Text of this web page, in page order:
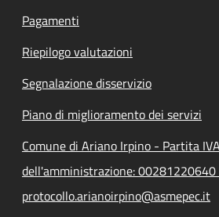
Pagamenti
Riepilogo valutazioni
Segnalazione disservizio
Piano di miglioramento dei servizi
Comune di Ariano Irpino - Partita IVA
dell'amministrazione: 00281220640
protocollo.arianoirpino@asmepec.it